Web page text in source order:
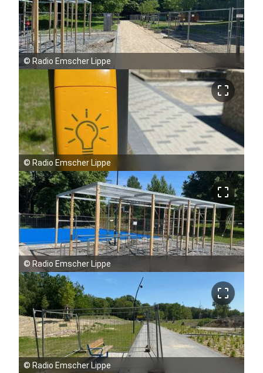
© Radio Emscher Lippe
crop_free
© Radio Emscher Lippe
crop_free
© Radio Emscher Lippe
crop_free
© Radio Emscher Lippe